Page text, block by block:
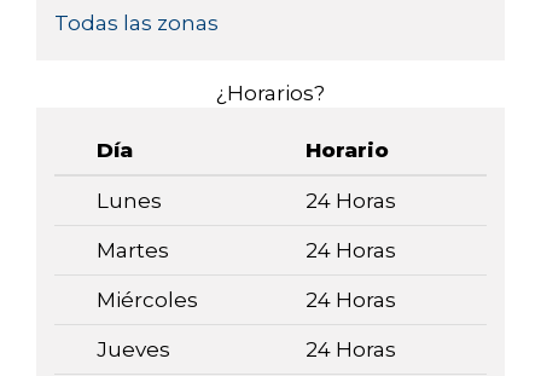
Todas las zonas
¿Horarios?
Día Horario
Lunes 24 Horas
Martes 24 Horas
Miércoles 24 Horas
Jueves 24 Horas